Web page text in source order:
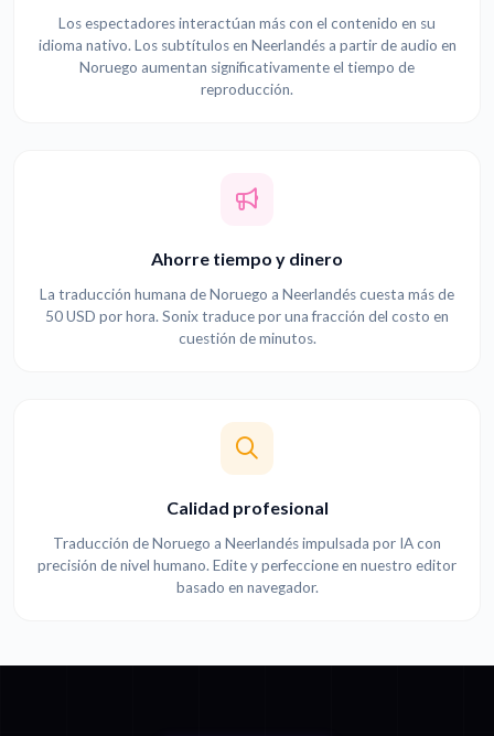
Los espectadores interactúan más con el contenido en su
idioma nativo. Los subtítulos en Neerlandés a partir de audio en
Noruego aumentan significativamente el tiempo de
reproducción.
Ahorre tiempo y dinero
La traducción humana de Noruego a Neerlandés cuesta más de
50 USD por hora. Sonix traduce por una fracción del costo en
cuestión de minutos.
Calidad profesional
Traducción de Noruego a Neerlandés impulsada por IA con
precisión de nivel humano. Edite y perfeccione en nuestro editor
basado en navegador.